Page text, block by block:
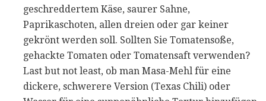
geschreddertem Käse, saurer Sahne,
Paprikaschoten, allen dreien oder gar keiner
gekrönt werden soll. Sollten Sie Tomatensoße,
gehackte Tomaten oder Tomatensaft verwenden?
Last but not least, ob man Masa-Mehl für eine
dickere, schwerere Version (Texas Chili) oder